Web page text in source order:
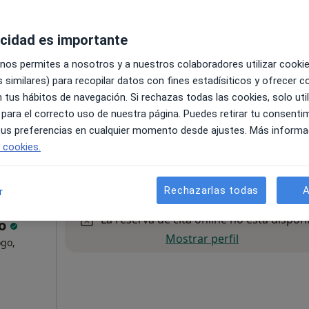
Visitas sucesivas Cirugía General y Ap. Digestivo 70 €
La reserva de cita online no está
Mostrar perfil
es importante
permites a nosotros y a nuestros colaboradores utilizar
similares) para recopilar datos con fines estadísiticos y ofrecer
tus hábitos de navegación. Si rechazas todas las cookies, solo
el correcto uso de nuestra página. Puedes retirar tu
preferencias en cualquier momento desde ajustes. Más
Rechazarlas todas